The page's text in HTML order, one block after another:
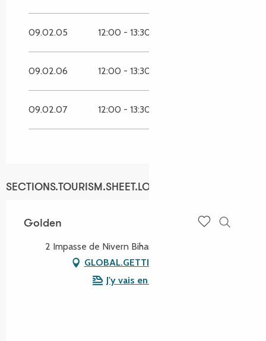
09.02.05 12:00 - 13:30
09.02.06 12:00 - 13:30
09.02.07 12:00 - 13:30
SECTIONS.TOURISM.SHEET.LOCATION
Golden
2 Impasse de Nivern Bihan, 22300 Lannion
GLOBAL.GETTING_THERE
J'y vais en train !